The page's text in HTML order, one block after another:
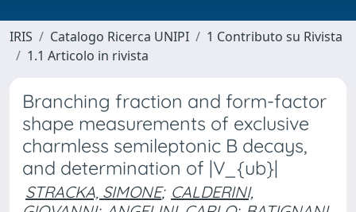
IRIS Catalogo Ricerca UNIPI
1 Contributo su Rivista
1.1 Articolo in rivista
Branching fraction and form-factor
shape measurements of exclusive
charmless semileptonic B decays,
and determination of |V_{ub}|
STRACKA, SIMONE; CALDERINI,